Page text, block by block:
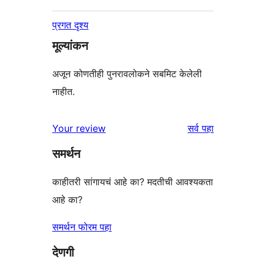
प्रगत दृश्य
मूल्यांकन
अजून कोणतीही पुनरावलोकने सबमिट केलेली
नाहीत.
Your review सर्वपुनरावलोकने
पहा
समर्थन
काहीतरी सांगायचं आहे का? मदतीची आवश्यकता
आहे का?
समर्थन फोरम पहा
देणगी